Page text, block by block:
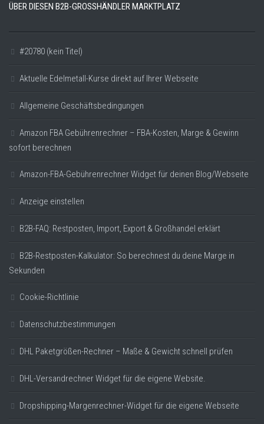
ÜBER DIESEN B2B-GROSSHÄNDLER MARKTPLATZ
#20780 (kein Titel)
Aktuelle Edelmetall-Kurse direkt auf Ihrer Webseite
Allgemeine Geschäftsbedingungen
Amazon FBA Gebührenrechner – FBA-Kosten, Marge & Gewinn
sofort berechnen
Amazon-FBA-Gebührenrechner Widget für deinen Blog/Webseite
Anzeige einstellen
B2B-FAQ: Restposten, Import, Export & Großhandel erklärt
B2B-Restposten-Kalkulator: So berechnest du deine Marge in
Sekunden
Cookie-Richtlinie
Datenschutzbestimmungen
DHL Paketgrößen-Rechner – Maße & Gewicht schnell prüfen
DHL-Versandrechner Widget für die eigene Website.
Dropshipping-Margenrechner-Widget für die eigene Webseite